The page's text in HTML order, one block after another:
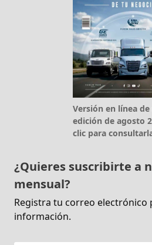
Versión en línea
edición de agosto
clic para
¿Quieres suscribirte a
mensual?
Registra tu correo electrónico
información.